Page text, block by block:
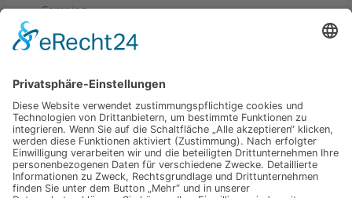
Camping
Produkte
Tipps & Tricks
Wellness